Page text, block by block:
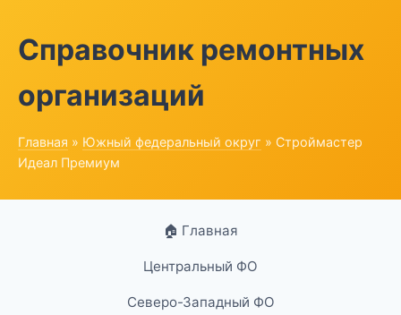
Справочник ремонтных
организаций
Главная » Южный федеральный округ » Строймастер
Идеал Премиум
🏠 Главная
Центральный ФО
Северо-Западный ФО